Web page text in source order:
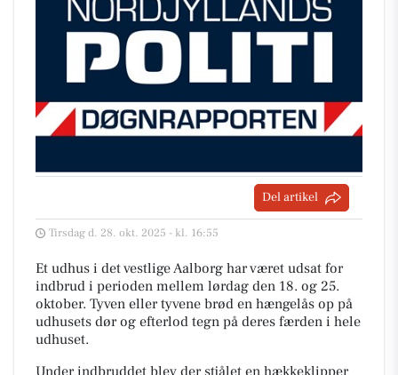
Del artikel
Tirsdag d. 28. okt. 2025 - kl. 16:55
Et udhus i det vestlige Aalborg har været udsat for
indbrud i perioden mellem lørdag den 18. og 25.
oktober. Tyven eller tyvene brød en hængelås op på
udhusets dør og efterlod tegn på deres færden i hele
udhuset.